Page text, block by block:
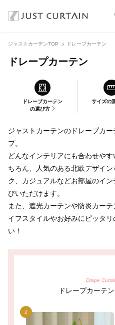
ジャストカーテンTOP ドレープカーテン
ドレープカーテン
ドレープカーテン
の選び方
サイズの
ジャストカーテンのドレープカ
プ。
どんなインテリアにも合わせや
ちろん、人気のある北欧デザイ
ク、カジュアルなどお部屋のイ
びいただけます。
また、遮光カーテンや防炎カー
イフスタイルやお好みにピッタ
い！
Drape
ドレープカーテ